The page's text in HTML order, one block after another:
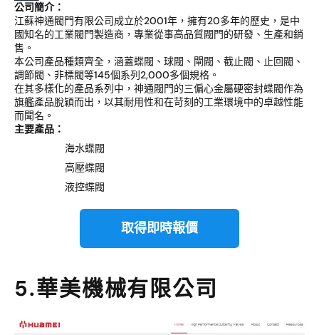
公司簡介：
江蘇神通閥門有限公司成立於2001年，擁有20多年的歷史，是中
國知名的工業閥門製造商，專業從事高品質閥門的研發、生產和銷
售。
本公司產品種類齊全，涵蓋蝶閥、球閥、閘閥、截止閥、止回閥、
調節閥、非標閥等145個系列2,000多個規格。
在其多樣化的產品系列中，神通閥門的三偏心金屬硬密封蝶閥作為
旗艦產品脫穎而出，以其耐用性和在苛刻的工業環境中的卓越性能
而聞名。
主要產品：
海水蝶閥
高壓蝶閥
液控蝶閥
取得即時報價
5.華美機械有限公司